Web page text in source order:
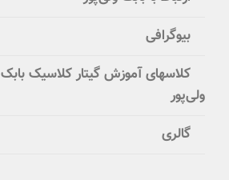
بیوگرافی
کلاسهای آموزش گیتار کلاسیک بابک
ولی‌پور
گالری